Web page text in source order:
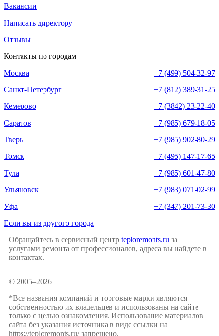
Вакансии
Написать директору
Отзывы
Контакты по городам
Москва
+7 (499) 504-32-97
Санкт-Петербург
+7 (812) 389-31-25
Кемерово
+7 (3842) 23-22-40
Саратов
+7 (985) 679-18-05
Тверь
+7 (985) 902-80-29
Томск
+7 (495) 147-17-65
Тула
+7 (985) 601-47-80
Ульяновск
+7 (983) 071-02-99
Уфа
+7 (347) 201-73-30
Если вы из другого города
Обращайтесь в сервисный центр teploremonts.ru за
услугами ремонта от профессионалов, адреса вы найдете в
контактах.
© 2005–2026
*Все названия компаний и торговые марки являются
собственностью их владельцев и использованы на сайте
только с целью ознакомления. Использование материалов
сайта без указания источника в виде ссылки на
https://teploremonts.ru/ запрещено.